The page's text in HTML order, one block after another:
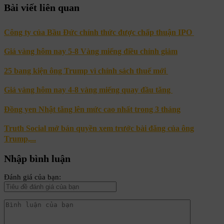
Bài viết liên quan
Công ty của Bầu Đức chính thức được chấp thuận IPO
Giá vàng hôm nay 5-8 Vàng miếng điều chỉnh giảm
25 bang kiện ông Trump vì chính sách thuế mới
Giá vàng hôm nay 4-8 vàng miếng quay đầu tăng
Đồng yen Nhật tăng lên mức cao nhất trong 3 tháng
Truth Social mở bán quyền xem trước bài đăng của ông
Trump,...
Nhập bình luận
Đánh giá của bạn: